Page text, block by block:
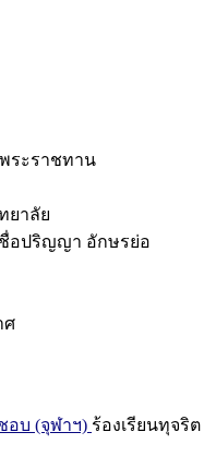
ระราชทาน
ยาลัย
ชื่อปริญญา อักษรย่อ
ศ
อบ (จุฬาฯ) ร้องเรียนทุจริต